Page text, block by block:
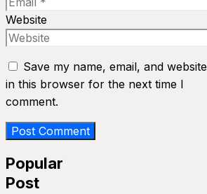
Website
Save my name, email, and website
in this browser for the next time I
comment.
Popular
Post